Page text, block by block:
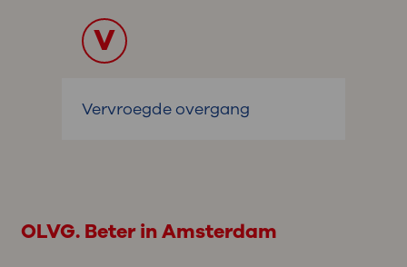
V
Vervroegde overgang
OLVG. Beter in Amsterdam